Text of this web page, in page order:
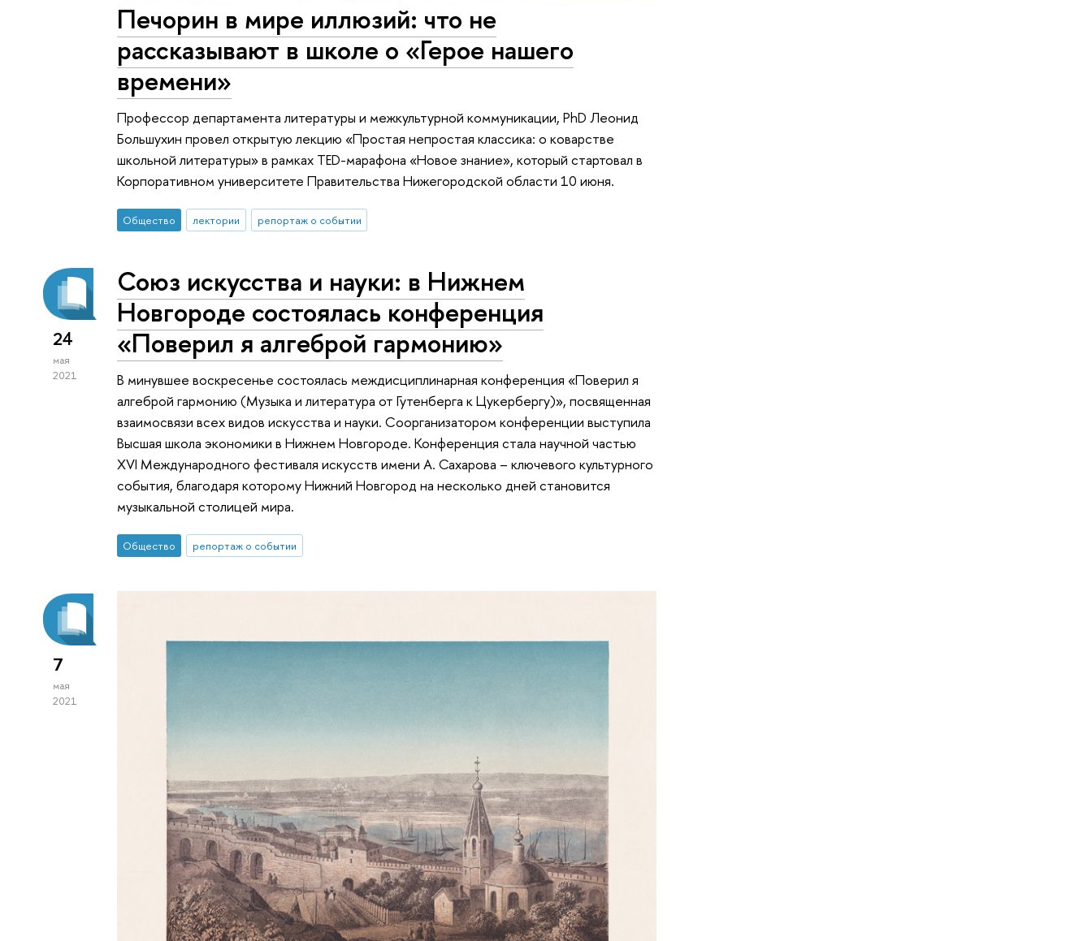
Печорин в мире иллюзий: что не
рассказывают в школе о «Герое нашего
времени»
Профессор департамента литературы и межкультурной коммуникации, PhD Леонид
Большухин провел открытую лекцию «Простая непростая классика: о коварстве
школьной литературы» в рамках TED-марафона «Новое знание», который стартовал в
Корпоративном университете Правительства Нижегородской области 10 июня.
Общество лектории репортаж о событии
24
мая
2021
Союз искусства и науки: в Нижнем
Новгороде состоялась конференция
«Поверил я алгеброй гармонию»
В минувшее воскресенье состоялась междисциплинарная конференция «Поверил я
алгеброй гармонию (Музыка и литература от Гутенберга к Цукербергу)», посвященная
взаимосвязи всех видов искусства и науки. Соорганизатором конференции выступила
Высшая школа экономики в Нижнем Новгороде. Конференция стала научной частью
XVI Международного фестиваля искусств имени А. Сахарова – ключевого культурного
события, благодаря которому Нижний Новгород на несколько дней становится
музыкальной столицей мира.
Общество репортаж о событии
7
мая
2021